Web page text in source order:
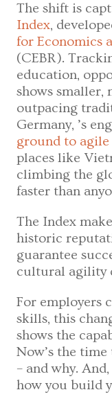
The shift is
Index,
for Economics
(CEBR).
education,
shows smaller,
outpacing
Germany, ’s
ground to
places like
climbing the
faster than
The Index
historic
guarantee
cultural agility
For employers
skills, this
shows the
Now’s the
– and why.
how you build